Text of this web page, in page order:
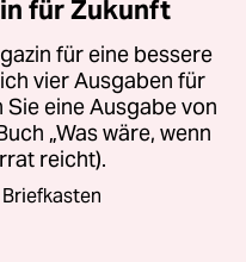
für Zukunft
für eine bessere
vier Ausgaben für
eine Ausgabe von
„Was wäre, wenn
reicht).